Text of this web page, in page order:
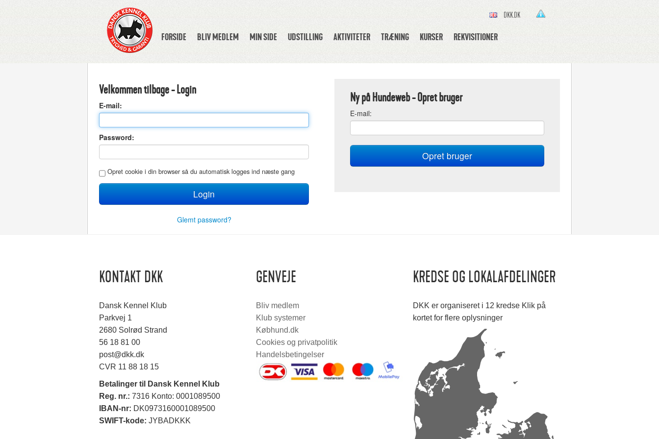
DKK.DK
FORSIDE BLIV MEDLEM MIN SIDE UDSTILLING AKTIVITETER TRÆNING KURSER REKVISITIONER
Velkommen tilbage - Login
E-mail:
Password:
Opret cookie i din browser så du automatisk logges ind næste gang
Glemt password?
Ny på Hundeweb - Opret bruger
E-mail:
KONTAKT DKK
Dansk Kennel Klub
Parkvej 1
2680 Solrød Strand
56 18 81 00
post@dkk.dk
CVR 11 88 18 15
Betalinger til Dansk Kennel Klub
Reg. nr.: 7316 Konto: 0001089500
IBAN-nr: DK0973160001089500
SWIFT-kode: JYBADKKK
GENVEJE
Bliv medlem
Klub systemer
Købhund.dk
Cookies og privatpolitik
Handelsbetingelser
KREDSE OG LOKALAFDELINGER
DKK er organiseret i 12 kredse Klik på
kortet for flere oplysninger